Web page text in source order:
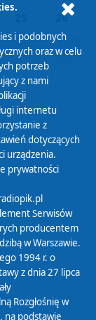
26
01 02
i podobnych
oraz w celu
potrzeb
z nami
internetu
z
dotyczących
urządzenia.
prywatności
Serwisów
producentem
w Warszawie.
1994 r. o
z dnia 27 lipca
Rozgłośnię w
na podstawie